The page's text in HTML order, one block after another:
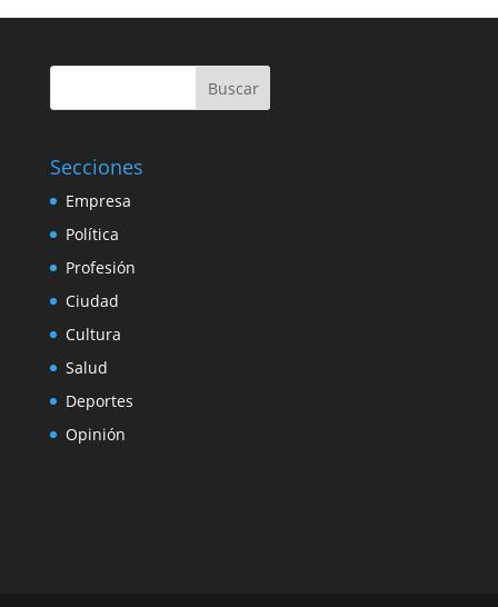
Buscar
Secciones
Empresa
Política
Profesión
Ciudad
Cultura
Salud
Deportes
Opinión